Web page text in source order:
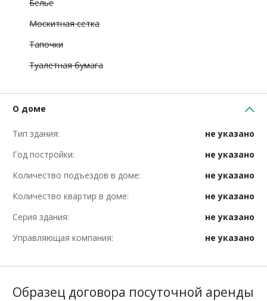
Белье
Москитная сетка
Тапочки
Туалетная бумага
О доме
Тип здания:
не указано
Год постройки:
не указано
Количество подъездов в доме:
не указано
Количество квартир в доме:
не указано
Серия здания:
не указано
Управляющая компания:
не указано
Образец договора посуточной аренды